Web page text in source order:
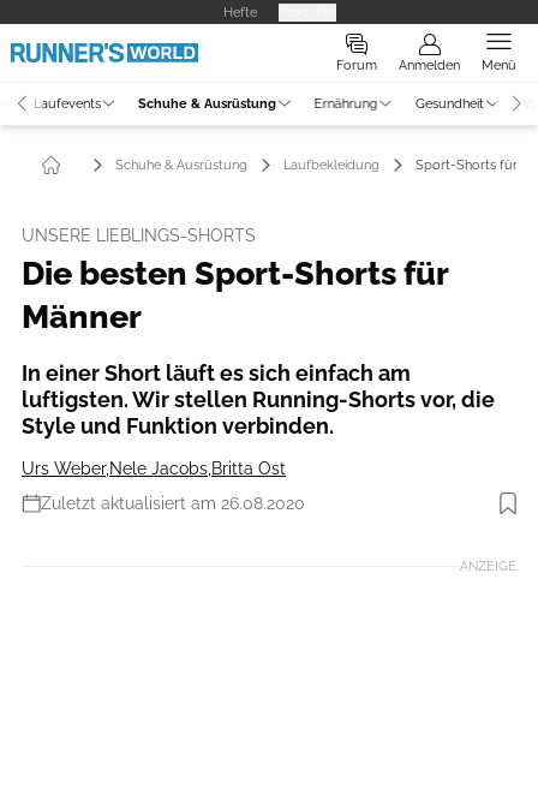
Hefte
Forum Anmelden Menü
Laufevents Schuhe & Ausrüstung Ernährung Gesundheit
Schuhe & Ausrüstung Laufbekleidung Sport-Shorts für
UNSERE LIEBLINGS-SHORTS
Die besten Sport-Shorts für
Männer
In einer Short läuft es sich einfach am
luftigsten. Wir stellen Running-Shorts vor, die
Style und Funktion verbinden.
Urs Weber,Nele Jacobs Britta Ost
Zuletzt aktualisiert am 26.08.2020
Foto: Hersteller
ANZEIGE